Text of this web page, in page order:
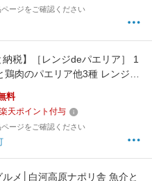
ージをご確認ください
納税】［レンジdeパエリア］ 1
鶏肉のパエリア他3種 レンジで
| 魚介 洋食 食品 加工食品 人
無料
料
天ポイント付与
ージをご確認ください
ルメ│白河高原ナポリ舎 魚介と